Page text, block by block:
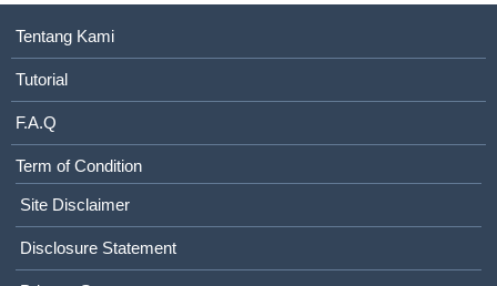
Tentang Kami
Tutorial
F.A.Q
Term of Condition
Site Disclaimer
Disclosure Statement